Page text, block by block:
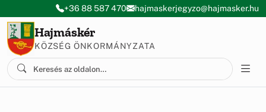
Ugrás a menüre
Ugrás a tartalomra
+36 88 587 470 hajmaskerjegyzo@hajmasker.hu
Hajmáskér
KÖZSÉG ÖNKORMÁNYZATA